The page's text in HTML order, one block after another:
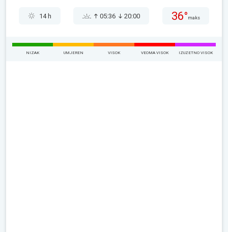
14 h 05:36 20:00 36° maks
NIZAK UMJEREN VISOK VEOMA VISOK IZUZETNO VISOK